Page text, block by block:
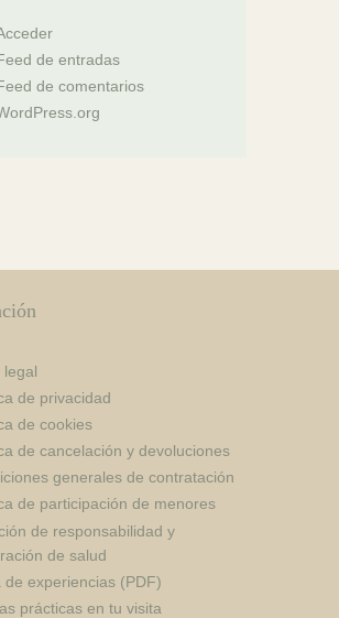
de entradas
de comentarios
legal
de privacidad
de cookies
de cancelación y devoluciones
generales de contratación
de participación de menores
de responsabilidad y
de salud
de experiencias (PDF)
prácticas en tu visita